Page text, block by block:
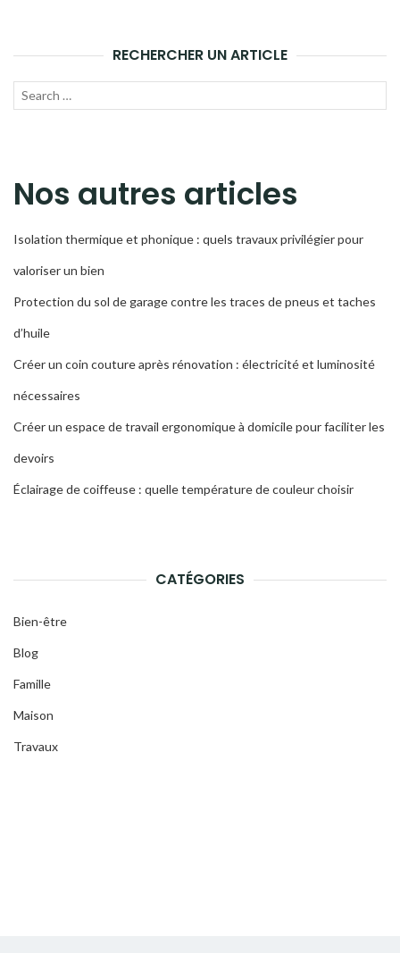
RECHERCHER UN ARTICLE
Recherche
Nos autres articles
Isolation thermique et phonique : quels travaux privilégier pour
valoriser un bien
Protection du sol de garage contre les traces de pneus et taches
d’huile
Créer un coin couture après rénovation : électricité et luminosité
nécessaires
Créer un espace de travail ergonomique à domicile pour faciliter les
devoirs
Éclairage de coiffeuse : quelle température de couleur choisir
CATÉGORIES
Bien-être
Blog
Famille
Maison
Travaux